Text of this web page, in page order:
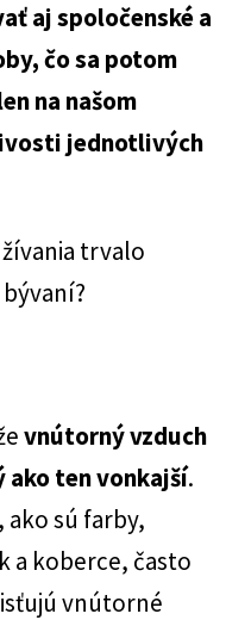
aj spoločenské a
čo sa potom
na našom
jednotlivých
trvalo
vnútorný vzduch
ako ten vonkajší.
sú farby,
a koberce, často
vnútorné